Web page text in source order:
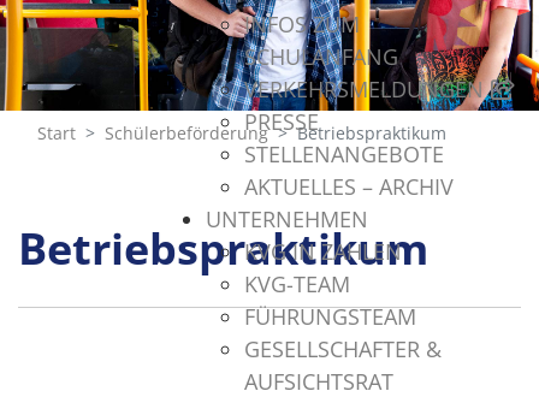
INFOS ZUM
SCHULANFANG
VERKEHRSMELDUNGEN
PRESSE
STELLENANGEBOTE
AKTUELLES – ARCHIV
UNTERNEHMEN
KVG IN ZAHLEN
KVG-TEAM
FÜHRUNGSTEAM
GESELLSCHAFTER &
AUFSICHTSRAT
Start Schülerbeförderung Betriebspraktikum
Betriebspraktikum